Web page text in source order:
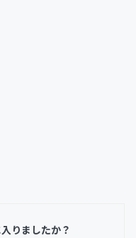
りましたか？